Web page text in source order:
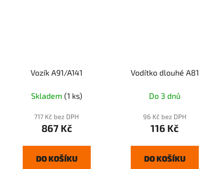
Vozík A91/A141
Skladem (1 ks)
717 Kč bez DPH
867 Kč
DO KOŠÍKU
Vodítko dlouhé A81
Do 3 dnů
96 Kč bez DPH
116 Kč
DO KOŠÍKU